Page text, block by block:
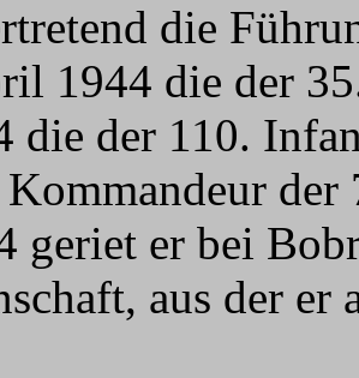
die
1944 die der
die der 110.
geriet er bei
aus der er